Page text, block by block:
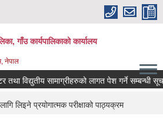
गाँउ कार्यपालिकाको कार्यालय
नेपाल
तथा विद्युतीय सामाग्रीहरुको लागत पेश गर्ने सम्बन्धी
लिइने प्रयोगात्मक परीक्षाको पाठ्यक्रम